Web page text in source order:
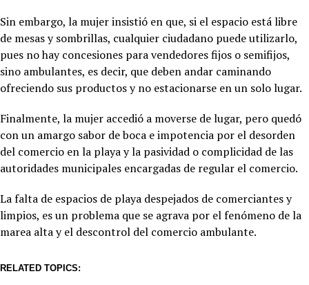
Sin embargo, la mujer insistió en que, si el espacio está libre
de mesas y sombrillas, cualquier ciudadano puede utilizarlo,
pues no hay concesiones para vendedores fijos o semifijos,
sino ambulantes, es decir, que deben andar caminando
ofreciendo sus productos y no estacionarse en un solo lugar.
Finalmente, la mujer accedió a moverse de lugar, pero quedó
con un amargo sabor de boca e impotencia por el desorden
del comercio en la playa y la pasividad o complicidad de las
autoridades municipales encargadas de regular el comercio.
La falta de espacios de playa despejados de comerciantes y
limpios, es un problema que se agrava por el fenómeno de la
marea alta y el descontrol del comercio ambulante.
RELATED TOPICS: